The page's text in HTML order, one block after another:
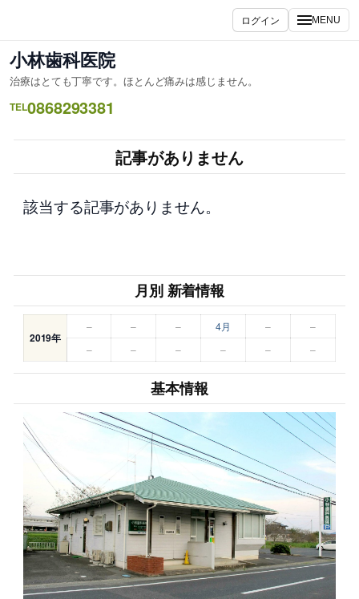
ス
キ
ッ
ログイン MENU
小林歯科医院
治療はとても丁寧です。ほとんど痛みは感じません。
TEL0868293381
記事がありません
該当する記事がありません。
月別 新着情報
2019年
– – – 4月 –
–
–
– – – – –
基本情報